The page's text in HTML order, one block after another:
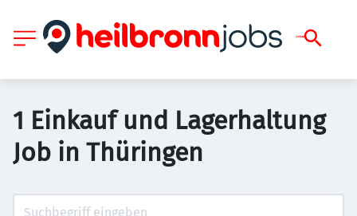
1 Einkauf und Lagerhaltung
Job in Thüringen